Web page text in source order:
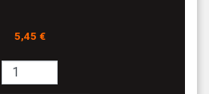
Prix
5,45 €